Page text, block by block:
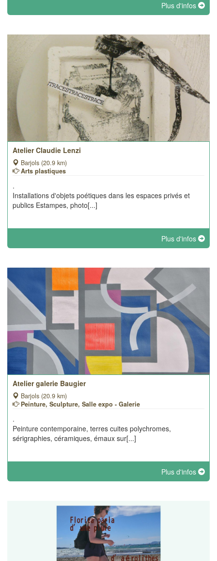
Plus d'infos
Atelier Claudie Lenzi
Barjols (20.9 km)
Arts plastiques
.
Installations d'objets poétiques dans les espaces privés et
publics Estampes, photo[...]
Plus d'infos
Atelier galerie Baugier
Barjols (20.9 km)
Peinture, Sculpture, Salle expo - Galerie
.
Peinture contemporaine, terres cuites polychromes,
sérigraphies, céramiques, émaux sur[...]
Plus d'infos